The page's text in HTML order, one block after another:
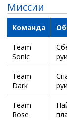
Миссии
Команда
Team
Sonic
Team
Dark
Team
Rose